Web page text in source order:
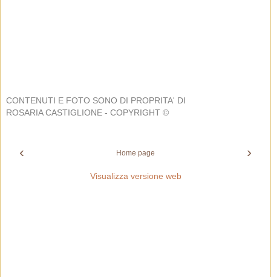
CONTENUTI E FOTO SONO DI PROPRITA' DI
ROSARIA CASTIGLIONE - COPYRIGHT ©
‹ ›
Home page
Visualizza versione web